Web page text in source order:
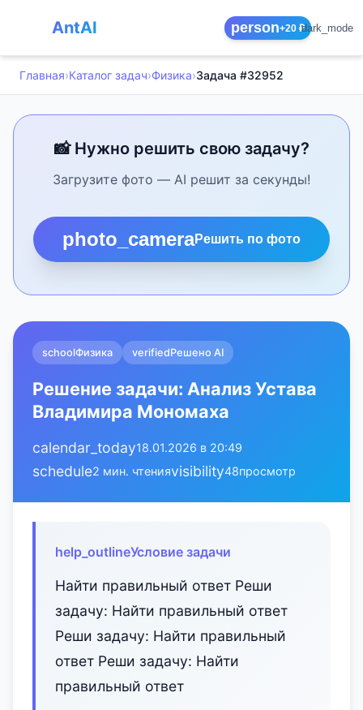
AntAI person+20 ₽dark_mode
Главная›Каталог задач›Физика›Задача #32952
📸 Нужно решить свою задачу?
Загрузите фото — AI решит за секунды!
photo_cameraРешить по фото
schoolФизика verifiedРешено AI
Решение задачи: Анализ Устава
Владимира Мономаха
calendar_today18.01.2026 в 20:49
schedule2 мин. чтенияvisibility48просмотр
help_outlineУсловие задачи
Найти правильный ответ Реши
задачу: Найти правильный ответ
Реши задачу: Найти правильный
ответ Реши задачу: Найти
правильный ответ